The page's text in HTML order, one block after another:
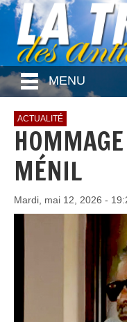
MENU
ACTUALITÉ
MÉNIL
Mardi, mai 12, 2026 -